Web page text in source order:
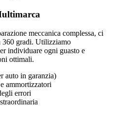
meccanica complessa, ci
360 gradi. Utilizziamo
individuare ogni guasto e
ottimali.
auto in garanzia)
ammortizzatori
errori